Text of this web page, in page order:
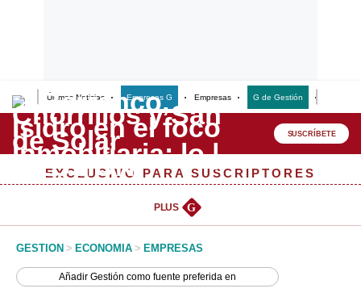
Últimas Noticias Empresas G Empresas G de Gestión
Lo último
Peru Quiosco
Management & Empleo
SUSCRÍBETE
EXCLUSIVO PARA SUSCRIPTORES
PLUS G
GESTION > ECONOMIA > EMPRESAS
AñadirGestión como fuente preferida en